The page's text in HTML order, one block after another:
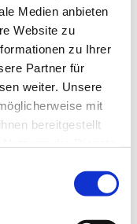
Medien anbieten
Website zu
zu Ihrer
Partner für
weiter. Unsere
mit
bereitgestellt
auch